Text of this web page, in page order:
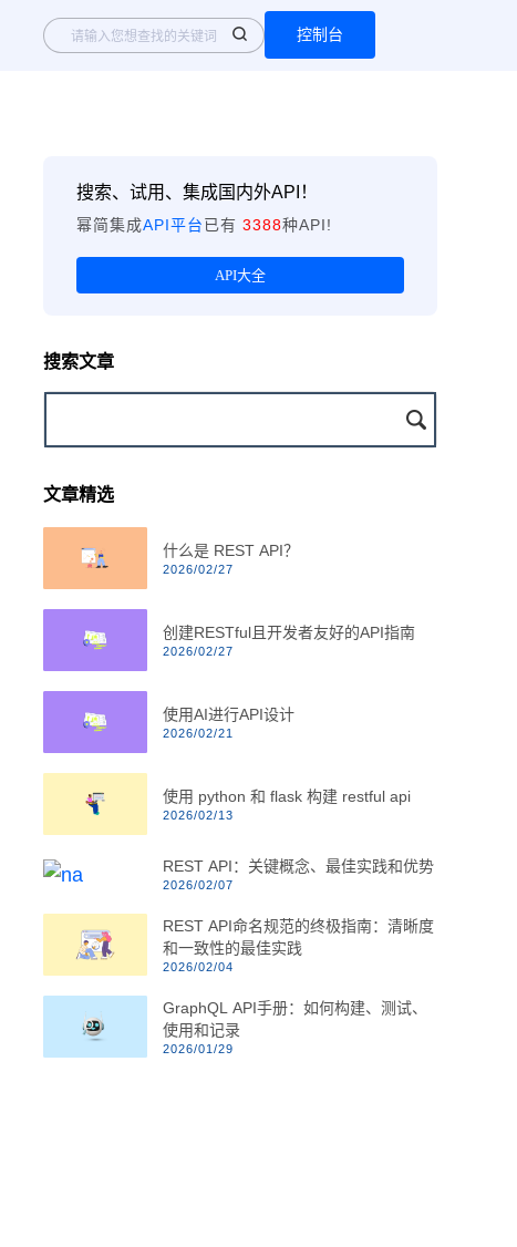
控制台
搜索、试用、集成国内外API！
幂简集成API平台已有 3388种API!
API大全
搜索文章
文章精选
什么是 REST API？
2026/02/27
创建RESTful且开发者友好的API指南
2026/02/27
使用AI进行API设计
2026/02/21
使用 python 和 flask 构建 restful api
2026/02/13
REST API：关键概念、最佳实践和优势
2026/02/07
REST API命名规范的终极指南：清晰度
和一致性的最佳实践
2026/02/04
GraphQL API手册：如何构建、测试、
使用和记录
2026/01/29